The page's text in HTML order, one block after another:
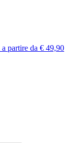
a partire da € 49,90